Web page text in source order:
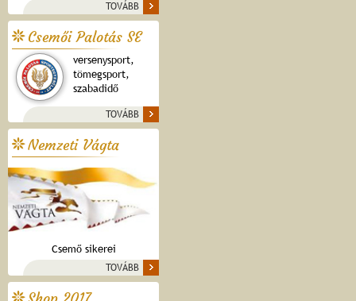
TOVÁBB
Csemői Palotás SE
versenysport,
tömegsport,
szabadidő
TOVÁBB
Nemzeti Vágta
Csemő sikerei
TOVÁBB